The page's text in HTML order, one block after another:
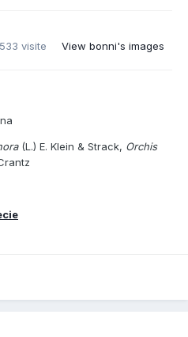
visite View bonni's images
(L.) E. Klein & Strack, Orchis